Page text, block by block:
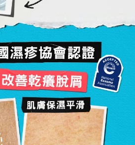
濕疹協會認證
改善乾癢脫屑
肌膚保濕平滑